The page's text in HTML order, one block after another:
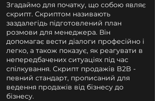
Згадаймо для початку, що собою являє
скрипт. Скриптом називають
заздалегідь підготовлений план
розмови для менеджера. Він
допомагає вести діалоги професійно і
легко, а також показує, як реагувати в
непередбачених ситуаціях під час
спілкування. Скрипт продажів B2B -
певний стандарт, прописаний для
ведення продажів від бізнесу до
бізнесу.